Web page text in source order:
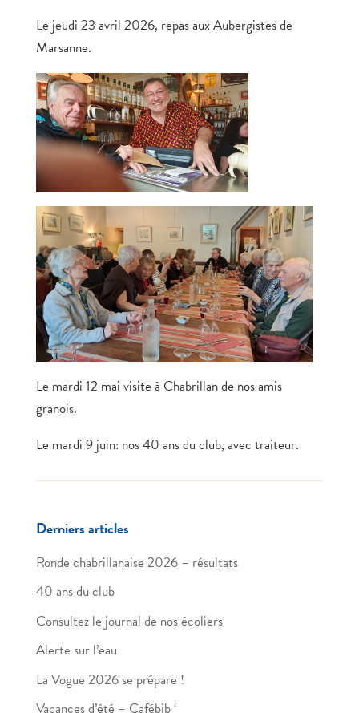
Le jeudi 23 avril 2026, repas aux Aubergistes de
Marsanne.
Le mardi 12 mai visite à Chabrillan de nos amis
granois.
Le mardi 9 juin: nos 40 ans du club, avec traiteur.
Derniers articles
Ronde chabrillanaise 2026 – résultats
40 ans du club
Consultez le journal de nos écoliers
Alerte sur l’eau
La Vogue 2026 se prépare !
Vacances d’été – Cafébib ‘